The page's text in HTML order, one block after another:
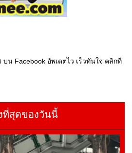
น Facebook อัพเดตไว เร็วทันใจ คลิกที่
ที่สุดของวันนี้